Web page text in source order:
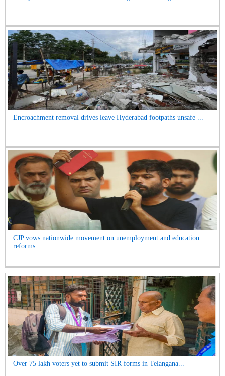
Encroachment removal drives leave Hyderabad footpaths unsafe ...
CJP vows nationwide movement on unemployment and education
reforms...
Over 75 lakh voters yet to submit SIR forms in Telangana...